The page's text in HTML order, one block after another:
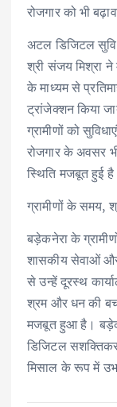
रोजगार को भी
अटल डिजिटल
श्री संजय मिश्रा ने
के माध्यम से
ट्रांजेक्शन किया
ग्रामीणों को
रोजगार के अवसर
स्थिति मजबूत हुई
ग्रामीणों के समय,
बड़ेकनेरा के
शासकीय सेवाओं और
से उन्हें दूरस्थ
श्रम और धन की
मजबूत हुआ है।
डिजिटल
मिसाल के रूप में